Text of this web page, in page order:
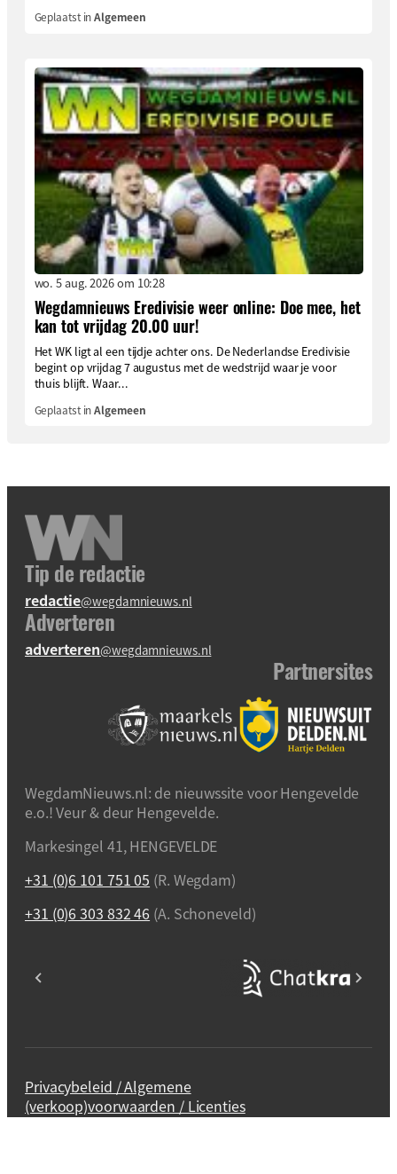
Geplaatst inAlgemeen
wo. 5 aug. 2026 om 10:28
Wegdamnieuws Eredivisie weer online: Doe mee, het
kan tot vrijdag 20.00 uur!
Het WK ligt al een tijdje achter ons. De Nederlandse Eredivisie
begint op vrijdag 7 augustus met de wedstrijd waar je voor
thuis blijft. Waar...
Geplaatst inAlgemeen
Tip de redactie
redactie@wegdamnieuws.nl
Adverteren
adverteren@wegdamnieuws.nl
Partnersites
WegdamNieuws.nl: de nieuwssite voor Hengevelde
e.o.! Veur & deur Hengevelde.
Markesingel 41, HENGEVELDE
+31 (0)6 101 751 05 (R. Wegdam)
+31 (0)6 303 832 46 (A. Schoneveld)
Privacybeleid / Algemene
(verkoop)voorwaarden / Licenties